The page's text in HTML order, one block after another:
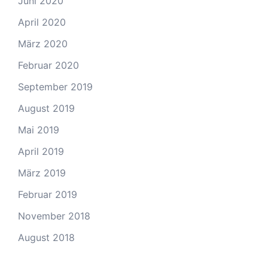
April 2020
März 2020
Februar 2020
September 2019
August 2019
Mai 2019
April 2019
März 2019
Februar 2019
November 2018
August 2018